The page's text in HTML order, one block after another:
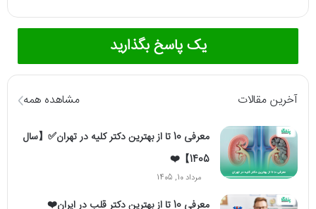
یک پاسخ بگذارید
آخرین مقالات مشاهده همه
معرفی 10 تا از بهترین دکتر کلیه در تهران✅【سال
1405】❤️
مرداد 10, 1405